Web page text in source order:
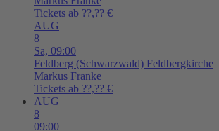
Tickets ab ??,?? €
AUG
8
Sa, 09:00
Feldberg (Schwarzwald) Feldbergkirche
Markus Franke
Tickets ab ??,?? €
AUG
8
09:00